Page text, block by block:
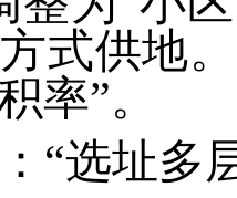
式供地
率”。
“选址多